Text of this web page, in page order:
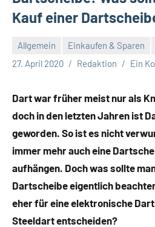
Kauf einer
Allgemein Einkaufen & Sparen
27. April 2020
Redaktion Ein
Dart war früher meist nur als
doch in den letzten Jahren ist
geworden. So ist es nicht
immer mehr auch eine
aufhängen. Doch was sollte
Dartscheibe eigentlich
eher für eine elektronische
Steeldart entscheiden?